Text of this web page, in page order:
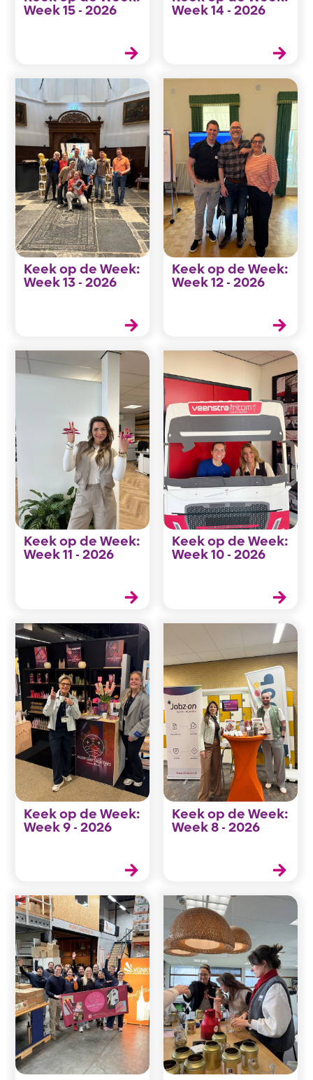
Week 15 - 2026
Week 14 - 2026
Keek op de Week:
Week 13 - 2026
Keek op de Week:
Week 12 - 2026
Keek op de Week:
Week 11 - 2026
Keek op de Week:
Week 10 - 2026
Keek op de Week:
Week 9 - 2026
Keek op de Week:
Week 8 - 2026